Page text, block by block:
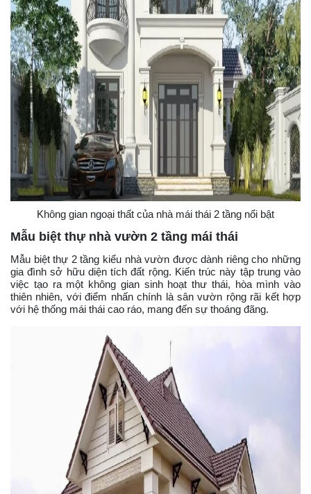
Không gian ngoại thất của nhà mái thái 2 tầng nổi bật
Mẫu biệt thự nhà vườn 2 tầng mái thái
Mẫu biệt thự 2 tầng kiểu nhà vườn được dành riêng cho những
gia đình sở hữu diện tích đất rộng. Kiến trúc này tập trung vào
việc tạo ra một không gian sinh hoạt thư thái, hòa mình vào
thiên nhiên, với điểm nhấn chính là sân vườn rộng rãi kết hợp
với hệ thống mái thái cao ráo, mang đến sự thoáng đãng.